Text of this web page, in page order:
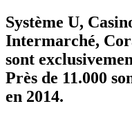
Système U,
Intermarché,
sont
Près de 11.000
en 2014.